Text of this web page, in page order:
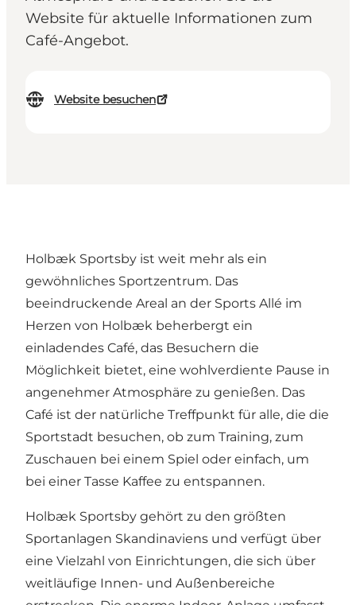
Website für aktuelle Informationen zum
Café-Angebot.
Website besuchen
Holbæk Sportsby ist weit mehr als ein
gewöhnliches Sportzentrum. Das
beeindruckende Areal an der Sports Allé im
Herzen von Holbæk beherbergt ein
einladendes Café, das Besuchern die
Möglichkeit bietet, eine wohlverdiente Pause in
angenehmer Atmosphäre zu genießen. Das
Café ist der natürliche Treffpunkt für alle, die die
Sportstadt besuchen, ob zum Training, zum
Zuschauen bei einem Spiel oder einfach, um
bei einer Tasse Kaffee zu entspannen.
Holbæk Sportsby gehört zu den größten
Sportanlagen Skandinaviens und verfügt über
eine Vielzahl von Einrichtungen, die sich über
weitläufige Innen- und Außenbereiche